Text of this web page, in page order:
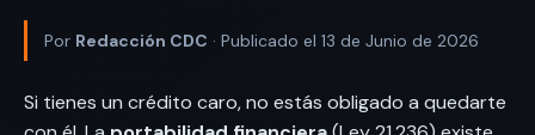
Por Redacción CDC · Publicado el 13 de Junio de 2026
Si tienes un crédito caro, no estás obligado a quedarte